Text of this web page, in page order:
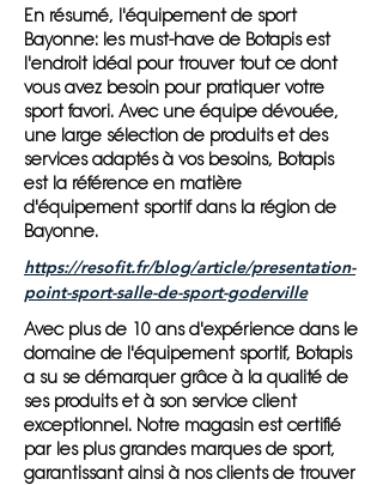
En résumé, l'équipement de sport
Bayonne: les must-have de Botapis est
l'endroit idéal pour trouver tout ce dont
vous avez besoin pour pratiquer votre
sport favori. Avec une équipe dévouée,
une large sélection de produits et des
services adaptés à vos besoins, Botapis
est la référence en matière
d'équipement sportif dans la région de
Bayonne.
https://resofit.fr/blog/article/presentation-
point-sport-salle-de-sport-goderville
Avec plus de 10 ans d'expérience dans le
domaine de l'équipement sportif, Botapis
a su se démarquer grâce à la qualité de
ses produits et à son service client
exceptionnel. Notre magasin est certifié
par les plus grandes marques de sport,
garantissant ainsi à nos clients de trouver